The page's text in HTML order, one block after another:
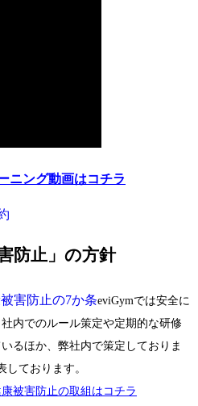
ニング動画はコチラ
防止」の方針
eviGymでは安全に
内でのルール策定や定期的な研修
るほか、 弊社内で策定しておりま
ております。
被害防止の取組はコチラ